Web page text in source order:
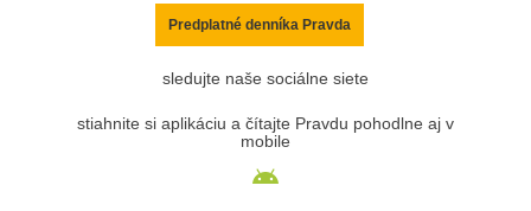
Predplatné denníka Pravda
sledujte naše sociálne siete
stiahnite si aplikáciu a čítajte Pravdu pohodlne aj v
mobile